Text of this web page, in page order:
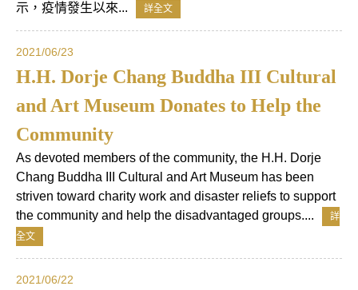
示，疫情發生以來...
詳全文
2021/06/23
H.H. Dorje Chang Buddha III Cultural
and Art Museum Donates to Help the
Community
As devoted members of the community, the H.H. Dorje
Chang Buddha III Cultural and Art Museum has been
striven toward charity work and disaster reliefs to support
the community and help the disadvantaged groups....
詳
全文
2021/06/22